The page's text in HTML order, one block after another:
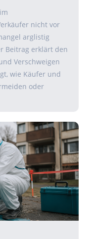
nicht vor
arglistig
Beitrag erklärt den
Verschweigen
wie Käufer und
oder